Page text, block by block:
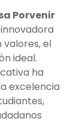
Porvenir
valores, el
ideal.
ha
excelencia